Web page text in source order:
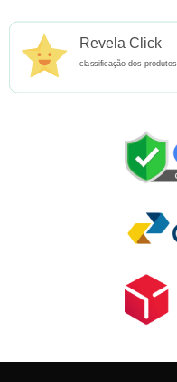
Revela Click
classificação dos produtos